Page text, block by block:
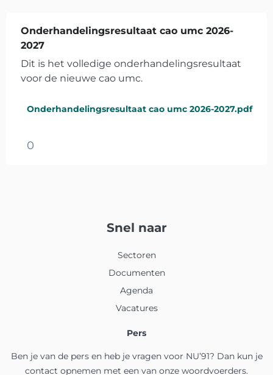
Onderhandelingsresultaat cao umc 2026-
2027
Dit is het volledige onderhandelingsresultaat
voor de nieuwe cao umc.
Onderhandelingsresultaat cao umc 2026-2027.pdf
0
Snel naar
Sectoren
Documenten
Agenda
Vacatures
Pers
Ben je van de pers en heb je vragen voor NU’91? Dan kun je
contact opnemen met een van onze woordvoerders.